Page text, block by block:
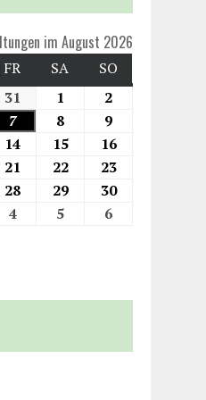
im August 2026
FR SA
SO
31 1
2
7 8
9
14 15
16
21 22
23
28 29
30
4 5 6